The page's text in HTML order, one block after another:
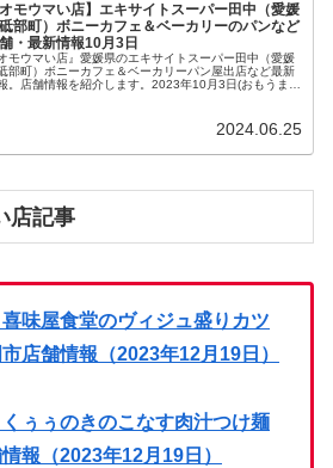
オモウマい店】エキサイトスーパー田中（愛媛
部町）ボニーカフェ＆ベーカリーのパンなど
・最新情報10月3日
オモウマい店』愛媛県のエキサイトスーパー田中（愛媛
部町）ボニーカフェ＆ベーカリーパン屋出店など最新
。店舗情報を紹介します。2023年10月3日(おもうまい
2024.06.25
店記事
喜味屋食堂のヴィジュ盛りカツ
店舗情報（2023年12月19日）
くぅぅのきのこなす肉汁つけ麺
報（2023年12月19日）